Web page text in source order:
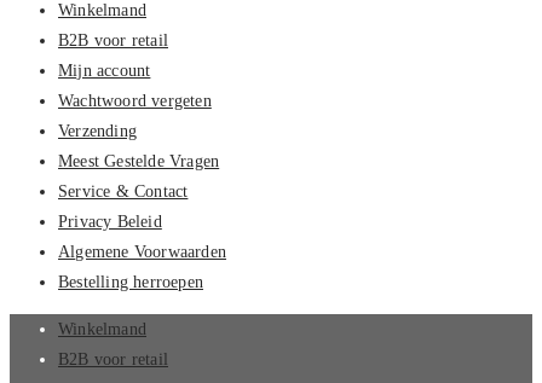
Winkelmand
B2B voor retail
Mijn account
Wachtwoord vergeten
Verzending
Meest Gestelde Vragen
Service & Contact
Privacy Beleid
Algemene Voorwaarden
Bestelling herroepen
Winkelmand
B2B voor retail